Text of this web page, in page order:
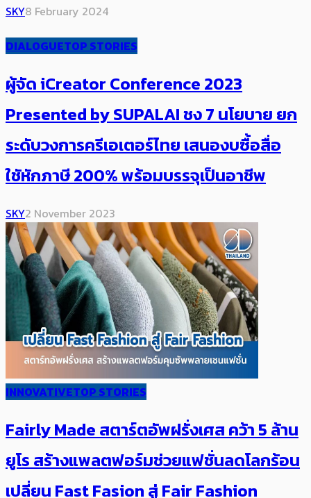
SKY8 February 2024
DIALOGUETOP STORIES
ผู้จัด iCreator Conference 2023
Presented by SUPALAI ชง ​7 นโยบาย ยก
ระดับวงการครีเอเตอร์ไทย เสนองบซื้อสื่อ
ใชัหักภาษี 200% พร้อมบรรจุเป็นอาชีพ
SKY2 November 2023
INNOVATIVETOP STORIES
Fairly Made สตาร์ตอัพฝรั่งเศส คว้า 5 ล้าน
ยูโร สร้างแพลตฟอร์มช่วยแฟชั่นลดโลกร้อน
เปลี่ยน Fast Fasion สู่ Fair Fashion